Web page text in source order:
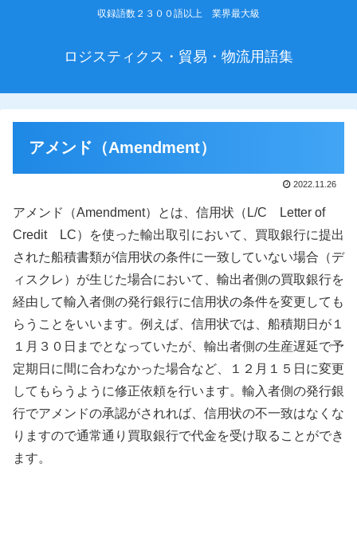
収録語数２３００語以上 業界最大級
ロジスティクス・貿易・物流用語集
アメンド（Amendment）
2022.11.26
アメンド（Amendment）とは、信用状（L/C Letter of
Credit LC）を使った輸出取引において、買取銀行に提出
された船積書類が信用状の条件に一致していない場合（デ
ィスクレ）が生じた場合において、輸出者側の買取銀行を
経由して輸入者側の発行銀行に信用状の条件を変更しても
らうことをいいます。例えば、信用状では、船積期日が１
１月３０日までとなっていたが、輸出者側の生産遅延で予
定期日に間に合わなかった場合など、１２月１５日に変更
してもらうように修正依頼を行います。輸入者側の発行銀
行でアメンドの承認がされれば、信用状の不一致はなくな
りますので通常通り買取銀行で代金を受け取ることができ
ます。